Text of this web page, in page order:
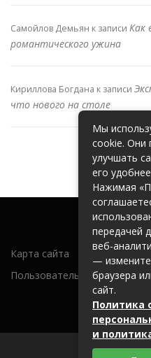
Самойлов Демьян к записи Как
романтического ужина
Кириллова Богдана к записи
что нового на столе
Карта сайта
Пользовательское
Мы
cookie. Они
улучшать
его
Нажимая
передачей
веб-
—
браузера
сайт.
Политика
и